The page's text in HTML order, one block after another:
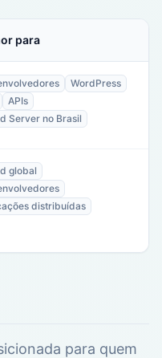
para
WordPress
APIs
Server no Brasil
global
distribuídas
para quem